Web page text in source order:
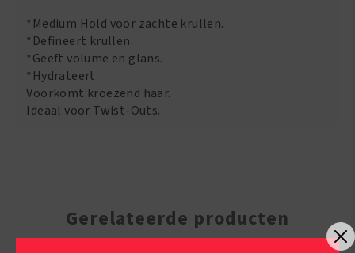
*Medium Hold voor zachte krullen.
*Defineert krullen.
*Geeft volume en glans.
*Hydrateert
Voorkomt kroezend haar.
Ideaal voor Twist-Outs.
Gerelateerde producten